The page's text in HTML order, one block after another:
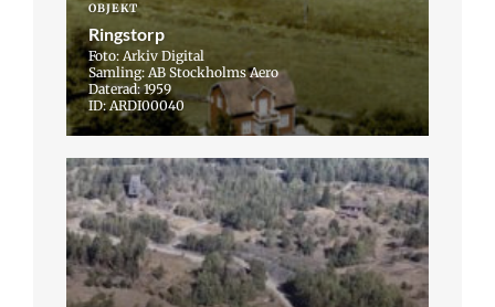
OBJEKT
Ringstorp
Foto: Arkiv Digital
Samling: AB Stockholms Aero
Daterad: 1959
ID: ARDI00040